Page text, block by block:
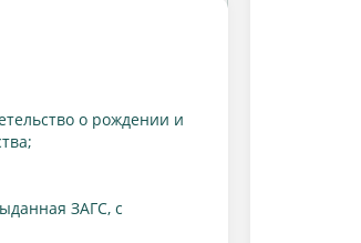
о рождении и
ЗАГС, с